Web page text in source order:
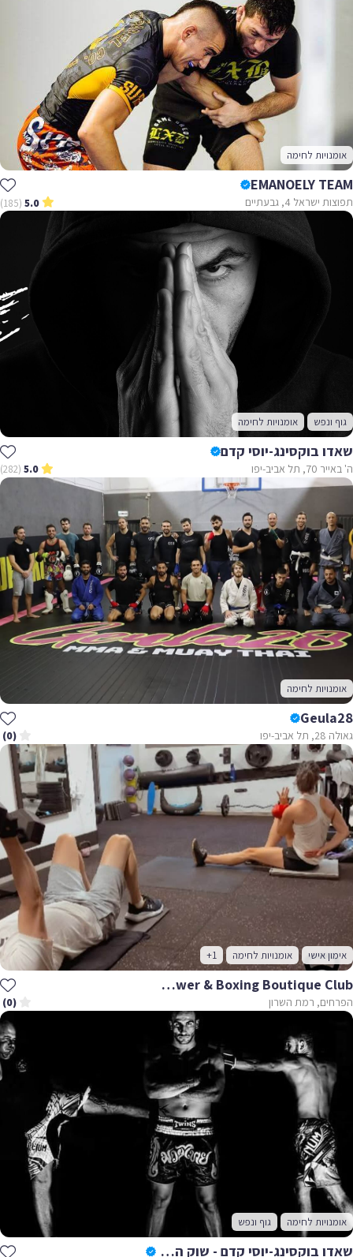
אומנויות לחימה
EMANOELY TEAM
תפוצות ישראל 4, גבעתיים 5.0
(185)
גוף ונפש אומנויות לחימה
שאדו בוקסינג-יוסי קדם
ה' באייר 70, תל אביב-יפו 5.0
(282)
אומנויות לחימה
Geula28
גאולה 28, תל אביב-יפו (0)
אימון אישי אומנויות לחימה +1
Functional Power & Boxing Boutique Club
הפרחים, רמת השרון (0)
אומנויות לחימה גוף ונפש
שאדו בוקסינג-יוסי קדם - שוק הפשפשים